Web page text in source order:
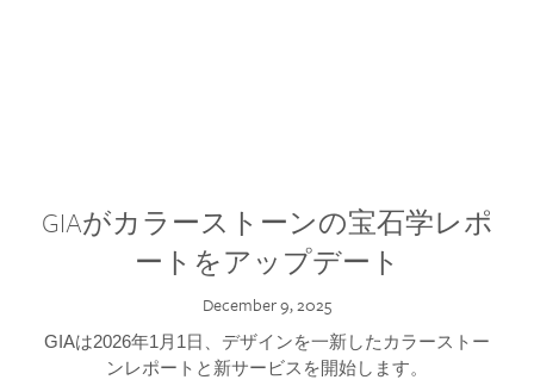
GIAがカラーストーンの宝石学レポ
ートをアップデート
December 9, 2025
GIAは2026年1月1日、デザインを一新したカラーストー
ンレポートと新サービスを開始します。